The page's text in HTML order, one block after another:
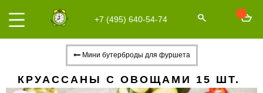
+7 (495) 640-54-74
Мини бутерброды для фуршета
КРУАССАНЫ С ОВОЩАМИ 15 ШТ.